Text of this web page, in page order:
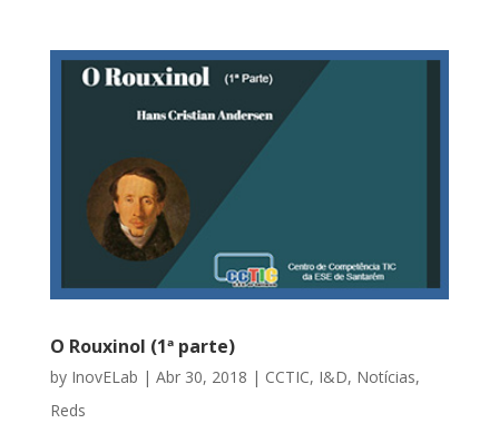
O Rouxinol (1ª parte)
by InovELab | Abr 30, 2018 | CCTIC, I&D, Notícias,
Reds